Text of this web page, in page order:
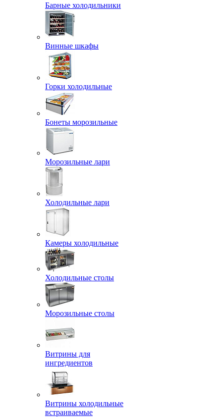
Барные холодильники
Винные шкафы
Горки холодильные
Бонеты морозильные
Морозильные лари
Холодильные лари
Камеры холодильные
Холодильные столы
Морозильные столы
Витрины для
ингредиентов
Витрины холодильные
встраиваемые